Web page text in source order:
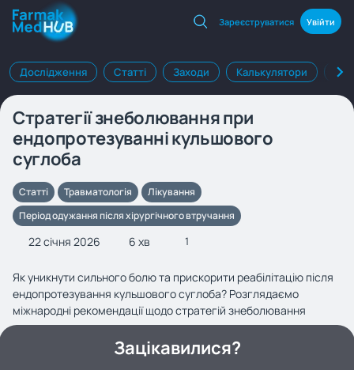
Зареєструватися Увійти
Дослідження Статті Заходи Калькулятори
Стратегії знеболювання при
ендопротезуванні кульшового
суглоба
Статті Травматологія
Лікування
Період одужання після хірургічного втручання
22 січня 2026 6 хв 1
Як уникнути сильного болю та прискорити реабілітацію після
ендопротезування кульшового суглоба? Розглядаємо
міжнародні рекомендації щодо стратегій знеболювання
Зацікавилися?